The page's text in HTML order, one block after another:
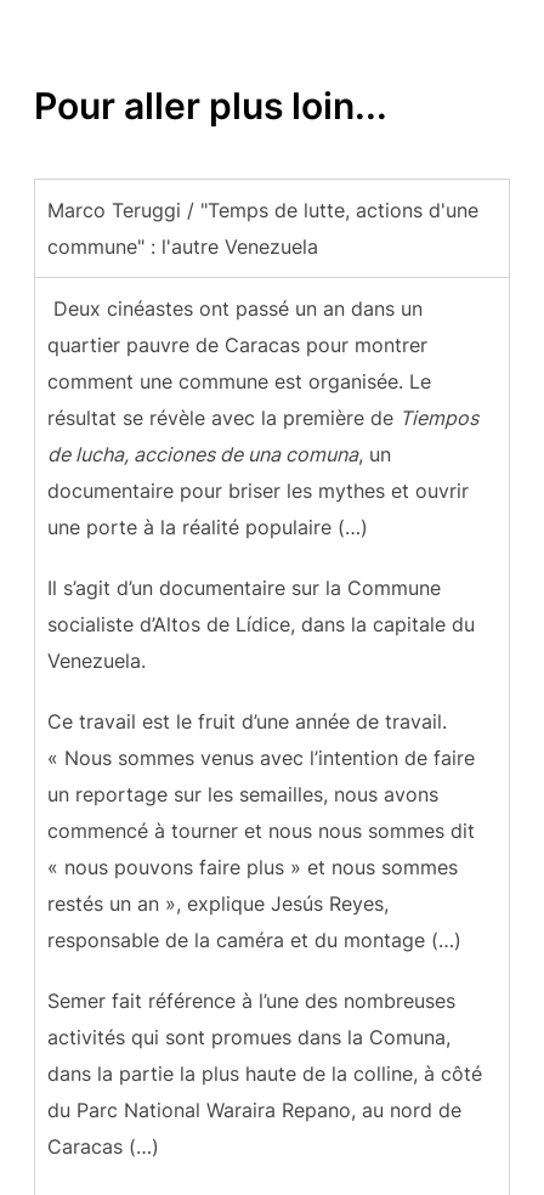
Pour aller plus loin...
Marco Teruggi / "Temps de lutte, actions d'une
commune" : l'autre Venezuela
Deux cinéastes ont passé un an dans un
quartier pauvre de Caracas pour montrer
comment une commune est organisée. Le
résultat se révèle avec la première de Tiempos
de lucha, acciones de una comuna, un
documentaire pour briser les mythes et ouvrir
une porte à la réalité populaire (…)
Il s’agit d’un documentaire sur la Commune
socialiste d’Altos de Lídice, dans la capitale du
Venezuela.
Ce travail est le fruit d’une année de travail.
« Nous sommes venus avec l’intention de faire
un reportage sur les semailles, nous avons
commencé à tourner et nous nous sommes dit
« nous pouvons faire plus » et nous sommes
restés un an », explique Jesús Reyes,
responsable de la caméra et du montage (…)
Semer fait référence à l’une des nombreuses
activités qui sont promues dans la Comuna,
dans la partie la plus haute de la colline, à côté
du Parc National Waraira Repano, au nord de
Caracas (…)